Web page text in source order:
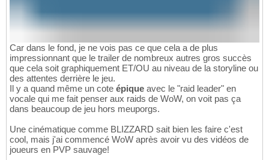
Car dans le fond, je ne vois pas ce que cela a de plus
impressionnant que le trailer de nombreux autres gros succès
que cela soit graphiquement ET/OU au niveau de la storyline ou
des attentes derrière le jeu.
Il y a quand même un cote épique avec le "raid leader" en
vocale qui me fait penser aux raids de WoW, on voit pas ça
dans beaucoup de jeu hors meuporgs.
Une cinématique comme BLIZZARD sait bien les faire c'est
cool, mais j'ai commencé WoW après avoir vu des vidéos de
joueurs en PVP sauvage!